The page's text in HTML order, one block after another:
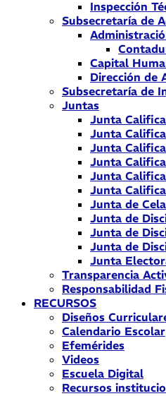
Inspección
Subsecretaría de
Capital
Dirección de
Subsecretaría de
Juntas
Junta
Junta
Junta
Junta
Junta
Junta
Junta de
Junta de
Junta de
Junta de
Junta
Transparencia
Responsabilidad
RECURSOS
Diseños
Calendario Escolar
Efemérides
Videos
Escuela Digital
Recursos